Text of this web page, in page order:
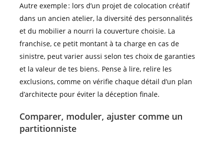
Autre exemple : lors d’un projet de colocation créatif
dans un ancien atelier, la diversité des personnalités
et du mobilier a nourri la couverture choisie. La
franchise, ce petit montant à ta charge en cas de
sinistre, peut varier aussi selon tes choix de garanties
et la valeur de tes biens. Pense à lire, relire les
exclusions, comme on vérifie chaque détail d’un plan
d’architecte pour éviter la déception finale.
Comparer, moduler, ajuster comme un
partitionniste